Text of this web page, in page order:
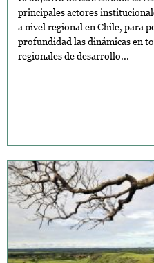
principales actores
a nivel regional en Chile, para
profundidad las dinámicas en
regionales de desarrollo...